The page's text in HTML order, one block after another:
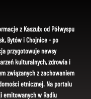
z Kaszub: od Półwyspu
Bytów i Chojnice - po
przygotowuje newsy
kulturalnych, zdrowia i
związanych z zachowaniem
etnicznej. Na portalu
emitowanych w Radiu